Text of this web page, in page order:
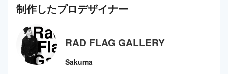
制作したプロデザイナー
RAD FLAG GALLERY
Sakuma